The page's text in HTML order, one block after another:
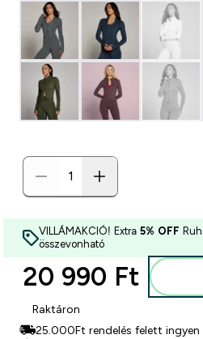
VILLÁMAKCIÓ! Extra 5% OFF
összevonható
20 990 Ft‎
Raktáron
25.000Ft rendelés felett ingyen